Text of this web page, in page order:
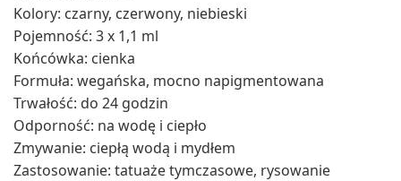
Kolory: czarny, czerwony, niebieski
Pojemność: 3 x 1,1 ml
Końcówka: cienka
Formuła: wegańska, mocno napigmentowana
Trwałość: do 24 godzin
Odporność: na wodę i ciepło
Zmywanie: ciepłą wodą i mydłem
Zastosowanie: tatuaże tymczasowe, rysowanie